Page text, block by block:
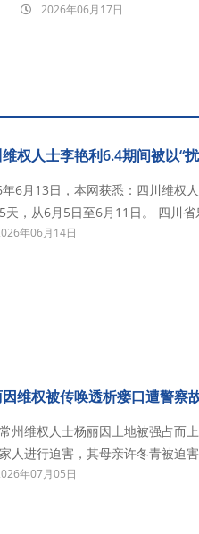
2026年06月17日
维权人士李艳利6.4期间被以“
6月13日，本网获悉：四川维权
5日至6月11日。 四川省乐山市李艳利，1995年生，现年30岁。李艳利先
于四川文化传媒学院、乐山师范
年06月14日
维权被传唤透析瘘口遭警察
州维权人士杨丽因土地被强占而
人进行迫害，其母亲许冬青被迫
殴打致死；杨丽被迫害至尿毒症
年07月05日